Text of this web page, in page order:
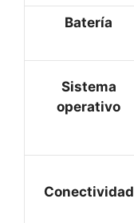
Batería
Sistema
operativo
Conectividad